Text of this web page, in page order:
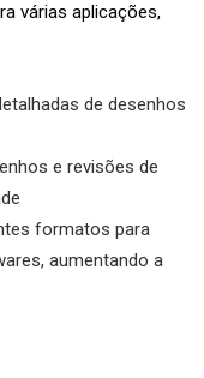
várias aplicações,
de desenhos
e revisões de
formatos para
aumentando a